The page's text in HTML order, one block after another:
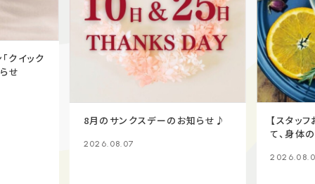
クイック
せ
8月のサンクスデーのお知らせ♪
2026.08.07
【スタッ
て、身体